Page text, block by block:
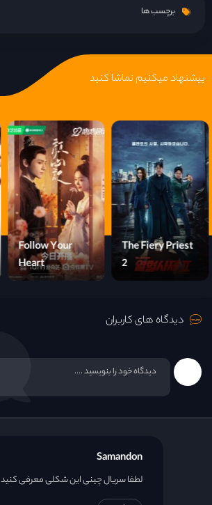
قسمت 18
قسمت 20
قسمت 21
قسمت 22
قسمت 23
قسمت 25
قسمت 26
قسمت 29
برچسب ها
پیشنهاد میکنیم تماشا کنید
Follow Your
Heart
Babel
دیدگاه های کاربران
Samandon
لطفا سریال چینی این شکلی معرفی کنید